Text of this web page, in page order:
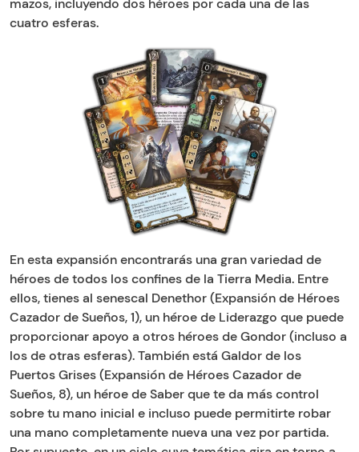
mazos, incluyendo dos héroes por cada una de las
cuatro esferas.
En esta expansión encontrarás una gran variedad de
héroes de todos los confines de la Tierra Media. Entre
ellos, tienes al senescal Denethor (Expansión de Héroes
Cazador de Sueños, 1), un héroe de Liderazgo que puede
proporcionar apoyo a otros héroes de Gondor (incluso a
los de otras esferas). También está Galdor de los
Puertos Grises (Expansión de Héroes Cazador de
Sueños, 8), un héroe de Saber que te da más control
sobre tu mano inicial e incluso puede permitirte robar
una mano completamente nueva una vez por partida.